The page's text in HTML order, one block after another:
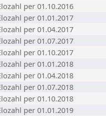
per 01.10.2016
per 01.01.2017
per 01.04.2017
per 01.07.2017
per 01.10.2017
per 01.01.2018
per 01.04.2018
per 01.07.2018
per 01.10.2018
per 01.01.2019